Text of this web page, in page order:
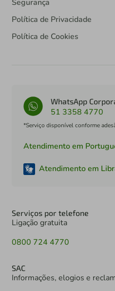
Segurança
Política de Privacidade
Política de Cookies
WhatsApp
51 3358 4770
*Serviço disponível conforme
Atendimento em
Atendimento em
Serviços por telefone
Ligação gratuita
0800 724 4770
SAC
Informações, elogios e